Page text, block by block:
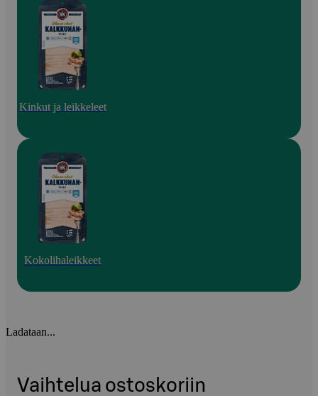
Kinkut ja leikkeleet
Kokolihaleikkeet
Ladataan...
Vaihtelua ostoskoriin